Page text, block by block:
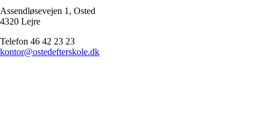
Assendløsevejen 1, Osted
4320 Lejre
Telefon 46 42 23 23
kontor@ostedefterskole.dk